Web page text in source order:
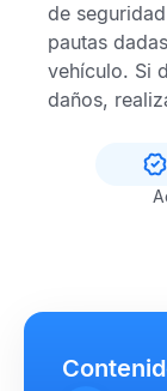
de
pautas
vehículo. Si
daños,